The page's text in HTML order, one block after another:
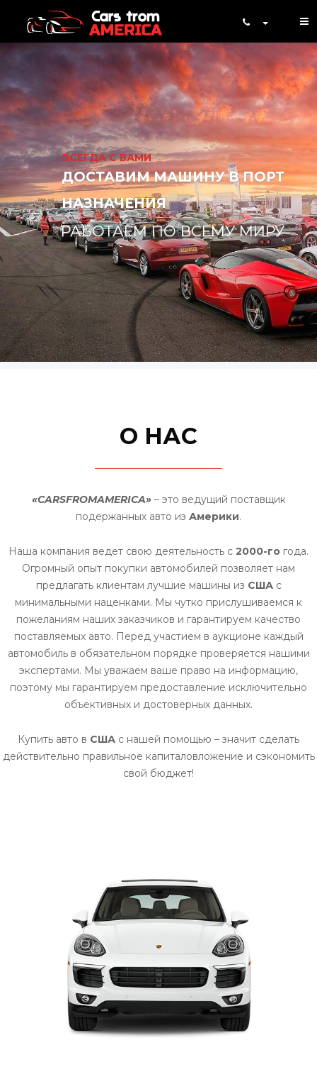
ВСЕГДА С ВАМИ
РАБОТАЕМ ПО ВСЕМУ МИРУ
ДОСТАВИМ МАШИНУ В ПОРТ
НАЗНАЧЕНИЯ
О НАС
«CARSFROMAMERICA»– это ведущий поставщик
подержанных авто из Америки.
Наша компания ведет свою деятельность с 2000-го года.
Огромный опыт покупки автомобилей позволяет нам
предлагать клиентам лучшие машины из СШАс
минимальными наценками. Мы чутко прислушиваемся к
пожеланиям наших заказчиков и гарантируем качество
поставляемых авто. Перед участием в аукционе каждый
автомобиль в обязательном порядке проверяется нашими
экспертами. Мы уважаем ваше право на информацию,
поэтому мы гарантируем предоставление исключительно
объективных и достоверных данных.
Купить авто в США с нашей помощью – значит сделать
действительно правильное капиталовложение и сэкономить
свой бюджет!